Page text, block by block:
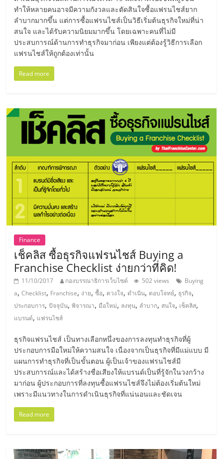
แฟ
รน
ไชส์
รน
ไชส์
ขาย
หน้า
บ้าน
ลงทุน
น้อย
คืน
ทุน
ไว,
ที่
ปรึกษา
การ
ทำให้หลายคนอาจมีความกังวลและตัดสินใจซื้อแฟรนไชส์ยาก
ลำบากมากขึ้น แต่การซื้อแฟรนไชส์เป็นวิธีเริ่มต้นธุรกิจใหม่ที่น่า
สนใจ และได้รับความนิยมมากขึ้น โดยเฉพาะคนที่ไม่มี
ประสบการณ์ด้านการทำธุรกิจมาก่อน เพียงแต่ต้องรู้วิธีการเลือก
แฟรนไชส์ให้ถูกต้องเท่านั้น
Read more
Finance
เช็คลิส ซื้อธุรกิจแฟรนไชส์ Buying a
Franchise Checklist ง่ายกว่าที่คิด!
11/10/2017 กองบรรณาธิการเว็บไซต์ 502 views
Buying
a,Checklist, Franchise, ง่าย,ซื้อ, ดวงใจ, ดำเนิน, ตอบโจทย์, ธุรกิจ,
ประกอบการ,ปัจจุบัน,พิจารณา,มือใหม่, ลงทุน, ลำบาก, สนใจ, เช็คลิส,
แบรนด์, แฟรนไชส์
ธุรกิจแฟรนไชส์ เป็นทางเลือกหนึ่งของการลงทุนทำธุรกิจที่ผู้
ประกอบการมือใหม่ให้ความสนใจ เนื่องจากเป็นธุรกิจที่มีแม่แบบ มี
แผนการทำธุรกิจที่เป็นขั้นตอน ผู้เป็นเจ้าของแฟรนไชส์มี
ประสบการณ์และได้สร้างชื่อเสียงให้แบรนด์เป็นที่รู้จักในวงกว้าง
มาก่อน ผู้ประกอบการที่ลงทุนซื้อแฟรนไชส์จึงไม่ต้องเริ่มต้นใหม่
เพราะมีแนวทางในการดำเนินธุรกิจที่แน่นอนและชัดเจน
Read more